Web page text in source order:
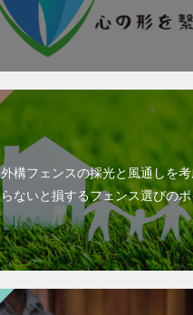
外構フェンスの採光と風通しを
らないと損するフェンス選びの